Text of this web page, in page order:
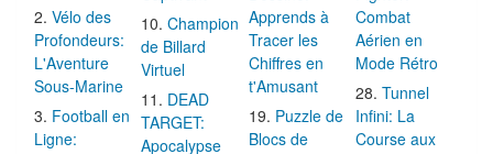
Vélo des
Profondeurs:
L'Aventure
Sous-Marine
Football en
Ligne:
Champion
de Billard
Virtuel
DEAD
TARGET:
Apocalypse
Apprends à
Tracer les
Chiffres en
t'Amusant
Puzzle de
Blocs de
Combat
Aérien en
Mode Rétro
Tunnel
Infini: La
Course aux